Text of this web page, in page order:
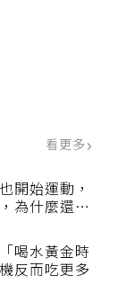
看更多
開始運動，
為什麼還不
喝水黃金時
反而吃更多